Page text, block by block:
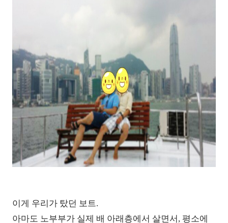
이게 우리가 탔던 보트.
아마도 노부부가 실제 배 아래층에서 살면서, 평소에